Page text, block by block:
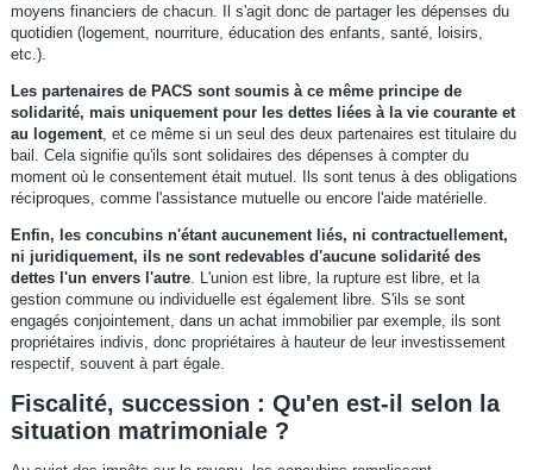
moyens financiers de chacun. Il s'agit donc de partager les dépenses du
quotidien (logement, nourriture, éducation des enfants, santé, loisirs,
etc.).
Les partenaires de PACS sont soumis à ce même principe de
solidarité, mais uniquement pour les dettes liées à la vie courante et
au logement, et ce même si un seul des deux partenaires est titulaire du
bail. Cela signifie qu'ils sont solidaires des dépenses à compter du
moment où le consentement était mutuel. Ils sont tenus à des obligations
réciproques, comme l'assistance mutuelle ou encore l'aide matérielle.
Enfin, les concubins n'étant aucunement liés, ni contractuellement,
ni juridiquement, ils ne sont redevables d'aucune solidarité des
dettes l'un envers l'autre. L'union est libre, la rupture est libre, et la
gestion commune ou individuelle est également libre. S'ils se sont
engagés conjointement, dans un achat immobilier par exemple, ils sont
propriétaires indivis, donc propriétaires à hauteur de leur investissement
respectif, souvent à part égale.
Fiscalité, succession : Qu'en est-il selon la
situation matrimoniale ?